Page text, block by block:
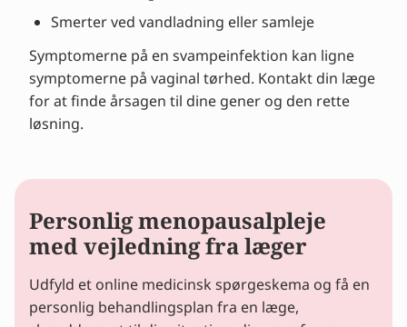
Smerter ved vandladning eller samleje
Symptomerne på en svampeinfektion kan ligne
symptomerne på vaginal tørhed. Kontakt din læge
for at finde årsagen til dine gener og den rette
løsning.
Personlig menopausalpleje
med vejledning fra læger
Udfyld et online medicinsk spørgeskema og få en
personlig behandlingsplan fra en læge,